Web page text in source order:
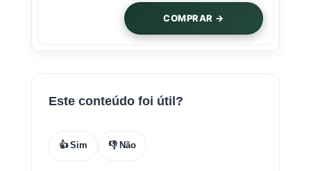
COMPRAR →
Este conteúdo foi útil?
👍 Sim 👎 Não